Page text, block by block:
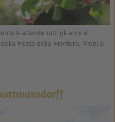
ti attende tutti gli anni in
Festa della Fioritura. Vieni a